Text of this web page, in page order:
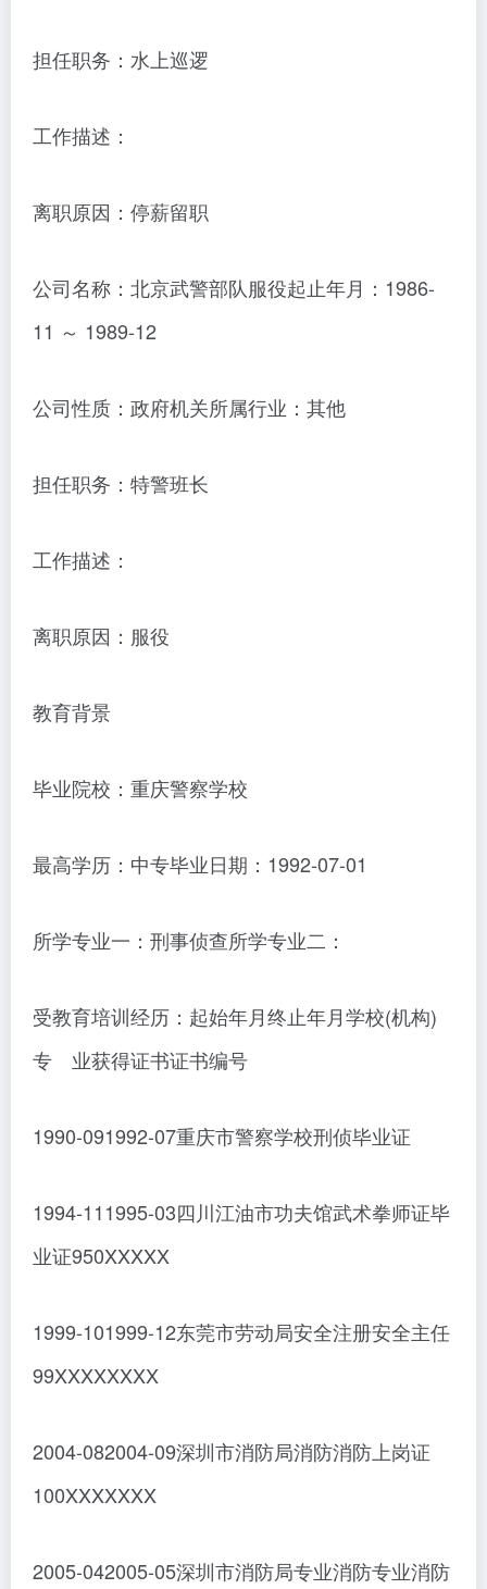
担任职务：水上巡逻
工作描述：
离职原因：停薪留职
公司名称：北京武警部队服役起止年月：1986-
11 ～ 1989-12
公司性质：政府机关所属行业：其他
担任职务：特警班长
工作描述：
离职原因：服役
教育背景
毕业院校：重庆警察学校
最高学历：中专毕业日期：1992-07-01
所学专业一：刑事侦查所学专业二：
受教育培训经历：起始年月终止年月学校(机构)
专 业获得证书证书编号
1990-091992-07重庆市警察学校刑侦毕业证
1994-111995-03四川江油市功夫馆武术拳师证毕
业证950XXXXX
1999-101999-12东莞市劳动局安全注册安全主任
99XXXXXXXX
2004-082004-09深圳市消防局消防消防上岗证
100XXXXXXX
2005-042005-05深圳市消防局专业消防专业消防